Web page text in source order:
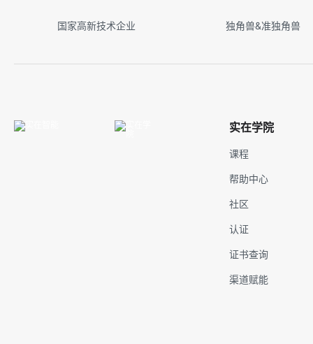
国家高新技术企业 独角兽&准独角兽
实在学院
课程
帮助中心
社区
认证
证书查询
渠道赋能